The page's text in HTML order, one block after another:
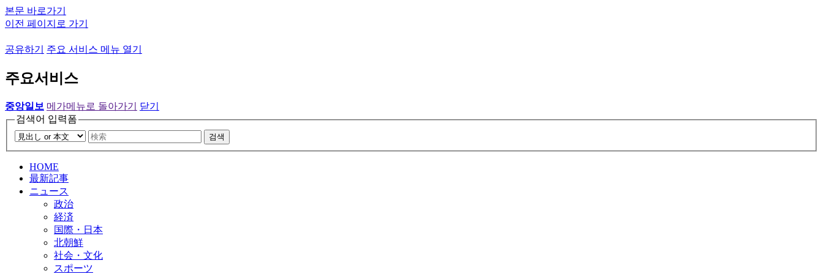
본문 바로가기
이전 페이지로 가기
공유하기 주요 서비스 메뉴 열기
주요서비스
중앙일보 메가메뉴로 돌아가기
닫기
검색어 입력폼
검색
HOME
最新記事
ニュース
政治
経済
国際・日本
北朝鮮
社会・文化
スポーツ